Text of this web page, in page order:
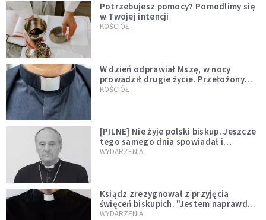
Potrzebujesz pomocy? Pomodlimy się
w Twojej intencji
KOŚCIÓŁ
W dzień odprawiał Mszę, w nocy
prowadził drugie życie. Przełożony
kazał mu opuścić zakon
KOŚCIÓŁ
[PILNE] Nie żyje polski biskup. Jeszcze
tego samego dnia spowiadał i
sprawował Mszę świętą
WYDARZENIA
Ksiądz zrezygnował z przyjęcia
święceń biskupich. "Jestem naprawdę
niegodny"
WYDARZENIA